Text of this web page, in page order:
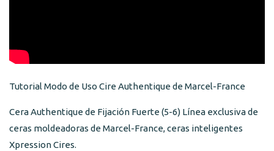
Tutorial Modo de Uso Cire Authentique de Marcel-France
Cera Authentique de Fijación Fuerte (5-6) Línea exclusiva de
ceras moldeadoras de Marcel-France, ceras inteligentes
Xpression Cires.